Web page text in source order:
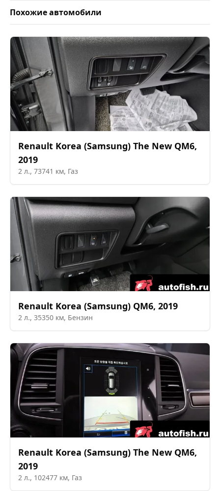
Похожие автомобили
Renault Korea (Samsung) The New QM6,
2019
2 л., 73741 км, Газ
Renault Korea (Samsung) QM6, 2019
2 л., 35350 км, Бензин
Renault Korea (Samsung) The New QM6,
2019
2 л., 102477 км, Газ